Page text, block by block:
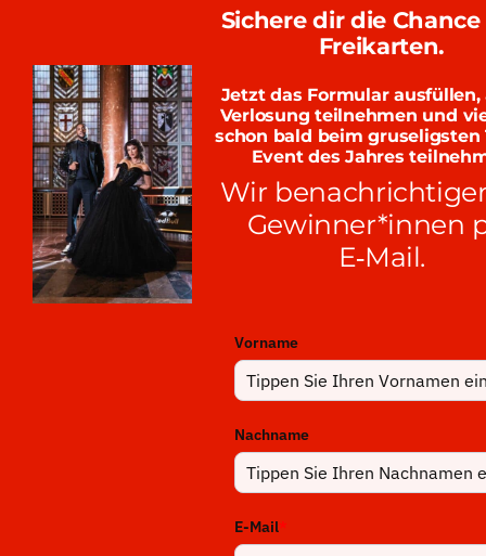
Sichere dir die Chance
Freikarten.
Jetzt das Formular ausfüllen,
Verlosung teilnehmen und
schon bald beim gruseligsten
Event des Jahres
Wir
Gewinner*innen
E‑Mail.
Vorname
Nachname
E-Mail*